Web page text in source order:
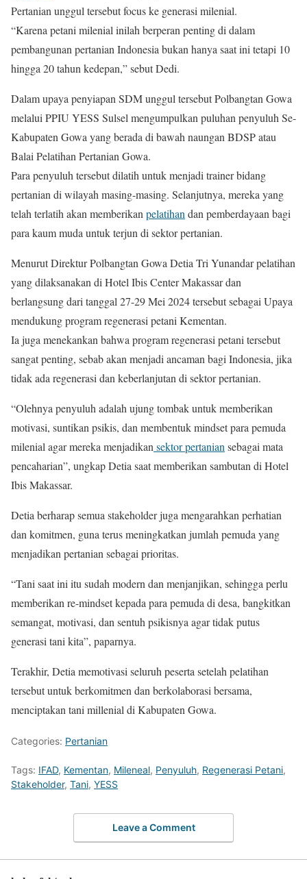
Pertanian unggul tersebut focus ke generasi milenial.
“Karena petani milenial inilah berperan penting di dalam
pembangunan pertanian Indonesia bukan hanya saat ini tetapi 10
hingga 20 tahun kedepan,” sebut Dedi.
Dalam upaya penyiapan SDM unggul tersebut Polbangtan Gowa
melalui PPIU YESS Sulsel mengumpulkan puluhan penyuluh Se-
Kabupaten Gowa yang berada di bawah naungan BDSP atau
Balai Pelatihan Pertanian Gowa.
Para penyuluh tersebut dilatih untuk menjadi trainer bidang
pertanian di wilayah masing-masing. Selanjutnya, mereka yang
telah terlatih akan memberikanpelatihandan pemberdayaan bagi
para kaum muda untuk terjun di sektor pertanian.
Menurut Direktur Polbangtan Gowa Detia Tri Yunandar pelatihan
yang dilaksanakan di Hotel Ibis Center Makassar dan
berlangsung dari tanggal 27-29 Mei 2024 tersebut sebagai Upaya
mendukung program regenerasi petani Kementan.
Ia juga menekankan bahwa program regenerasi petani tersebut
sangat penting, sebab akan menjadi ancaman bagi Indonesia, jika
tidak ada regenerasi dan keberlanjutan di sektor pertanian.
“Olehnya penyuluh adalah ujung tombak untuk memberikan
motivasi, suntikan psikis, dan membentuk mindset para pemuda
milenial agar mereka menjadikansektor pertaniansebagai mata
pencaharian”, ungkap Detia saat memberikan sambutan di Hotel
Ibis Makassar.
Detia berharap semua stakeholder juga mengarahkan perhatian
dan komitmen, guna terus meningkatkan jumlah pemuda yang
menjadikan pertanian sebagai prioritas.
“Tani saat ini itu sudah modern dan menjanjikan, sehingga perlu
memberikan re-mindset kepada para pemuda di desa, bangkitkan
semangat, motivasi, dan sentuh psikisnya agar tidak putus
generasi tani kita”, paparnya.
Terakhir, Detia memotivasi seluruh peserta setelah pelatihan
tersebut untuk berkomitmen dan berkolaborasi bersama,
menciptakan tani millenial di Kabupaten Gowa.
Categories: Pertanian
Tags: IFAD, Kementan, Mileneal, Penyuluh, Regenerasi Petani,
Stakeholder, Tani, YESS
Leave a Comment